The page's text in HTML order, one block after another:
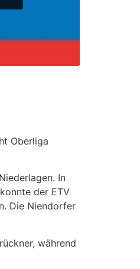
Oberliga
In
der ETV
Die Niendorfer
während